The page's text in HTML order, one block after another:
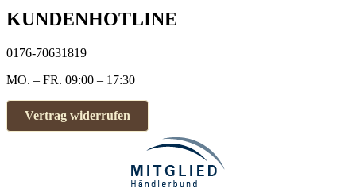
KUNDENHOTLINE
0176-70631819
MO. – FR. 09:00 – 17:30
Vertrag widerrufen